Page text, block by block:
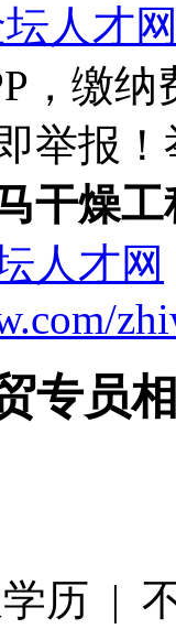
人才
，缴
举报
干燥
人才网
专员
历 |